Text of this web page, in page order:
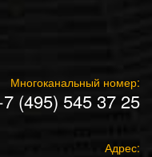
Многоканальный номер:
(495) 545 37 25
Адрес: